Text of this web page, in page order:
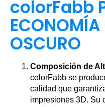
colorFabb
ECONOMÍA
OSCURO
Composición de
colorFabb se
calidad que
impresiones 3D. Su